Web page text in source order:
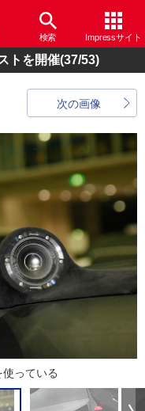
検索 Impressサイト
トを開催(37/53)
次の画像
っている